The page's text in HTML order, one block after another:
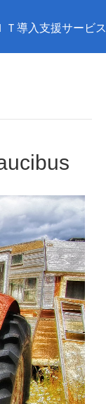
ＩＴ導入支援サービス